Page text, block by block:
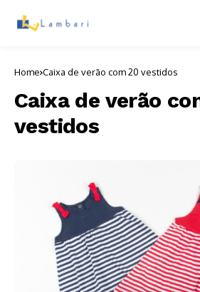
Home Caixa de verão com 20 vestidos
Caixa de verão
vestidos